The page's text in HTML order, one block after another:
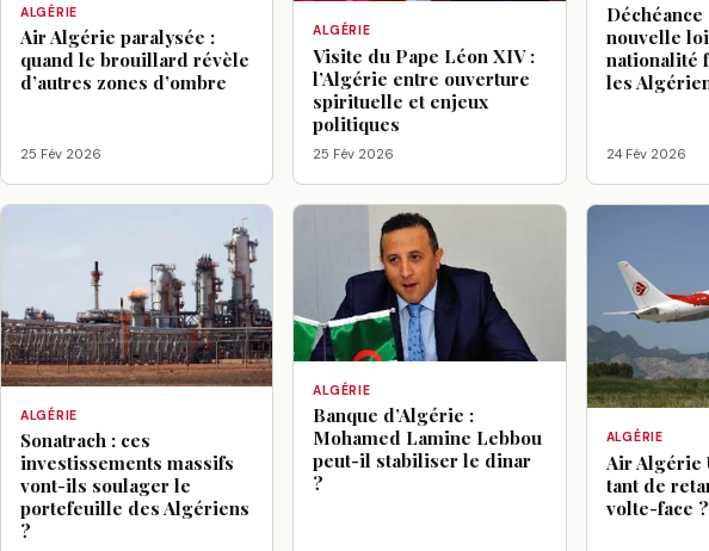
ALGÉRIE
Air Algérie paralysée :
quand le brouillard révèle
d’autres zones d’ombre
25 Fév 2026
ALGÉRIE
Visite du Pape Léon XIV :
l’Algérie entre ouverture
spirituelle et enjeux
politiques
25 Fév 2026
nouvelle
nationalité
les
24 Fév 2026
ALGÉRIE
Sonatrach : ces
investissements massifs
vont-ils soulager le
portefeuille des Algériens
?
ALGÉRIE
Banque d’Algérie :
Mohamed Lamine Lebbou
peut-il stabiliser le dinar
?
ALGÉRIE
Air Algérie
tant de
volte-face ?